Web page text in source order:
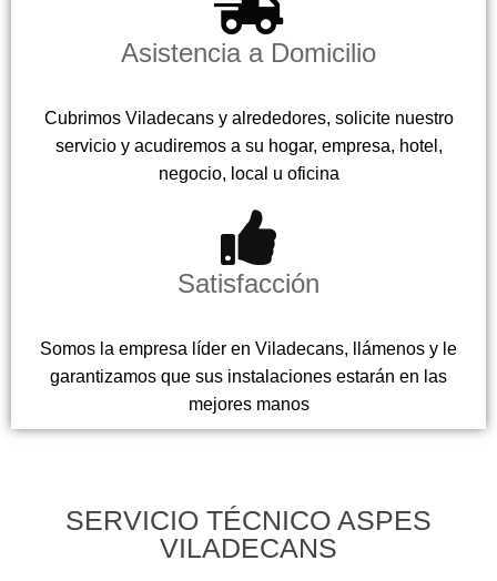
Asistencia a Domicilio
Cubrimos Viladecans y alrededores, solicite nuestro
servicio y acudiremos a su hogar, empresa, hotel,
negocio, local u oficina
Satisfacción
Somos la empresa líder en Viladecans, llámenos y le
garantizamos que sus instalaciones estarán en las
mejores manos
SERVICIO TÉCNICO ASPES
VILADECANS